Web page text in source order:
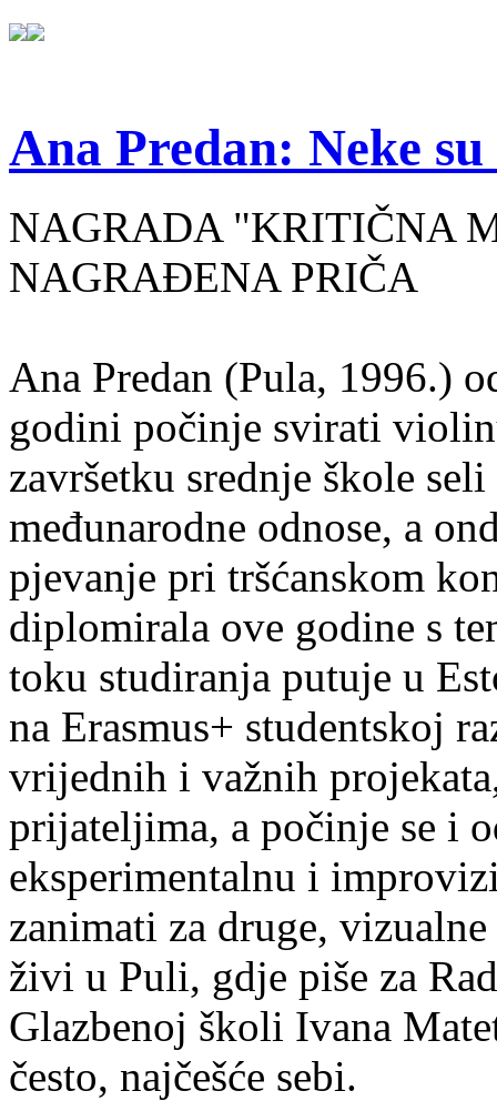
Ana Predan: Neke
NAGRADA "KRITIČNA
NAGRAĐENA PRIČA
Ana Predan (Pula, 1996.)
godini počinje svirati
završetku srednje škole
međunarodne odnose, a
pjevanje pri tršćanskom
diplomirala ove godine s
toku studiranja putuje u
na Erasmus+ studentskoj
vrijednih i važnih
prijateljima, a počinje se i
eksperimentalnu i
zanimati za druge,
živi u Puli, gdje piše za
Glazbenoj školi Ivana
često, najčešće sebi.